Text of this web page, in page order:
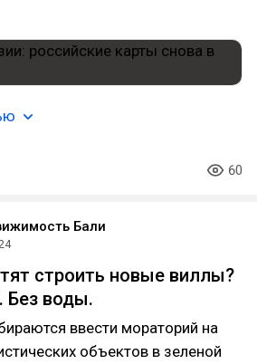
60
Бали
строить новые виллы?
Без воды.
ввести мораторий на
объектов в зеленой